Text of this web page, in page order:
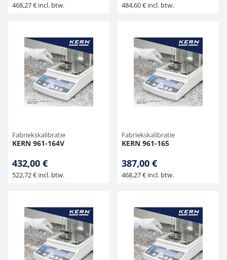
468,27 € incl. btw. 484,60 € incl. btw.
Fabriekskalibratie
KERN 961-164V
432,00 €
522,72 € incl. btw.
Fabriekskalibratie
KERN 961-165
387,00 €
468,27 € incl. btw.